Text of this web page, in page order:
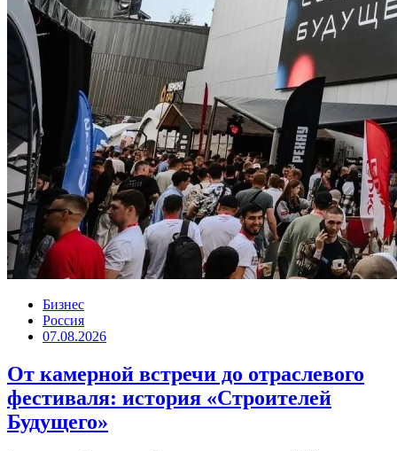
Бизнес
Россия
07.08.2026
От камерной встречи до отраслевого
фестиваля: история «Строителей
Будущего»